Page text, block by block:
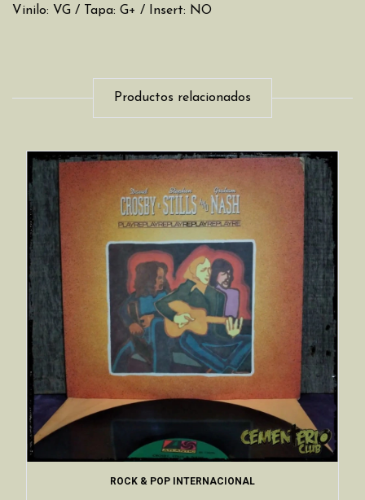
Vinilo: VG / Tapa: G+ / Insert: NO
Productos relacionados
ROCK & POP INTERNACIONAL